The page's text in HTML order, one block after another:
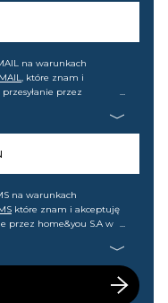
na warunkach
, które znam i
przez
że mogę tę zgodę w
na warunkach
które znam i akceptuję
przez home&you S.A w
w każdej chwili